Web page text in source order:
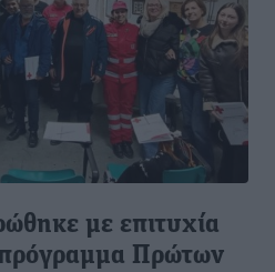
με επιτυχία
πρόγραμμα Πρώτων